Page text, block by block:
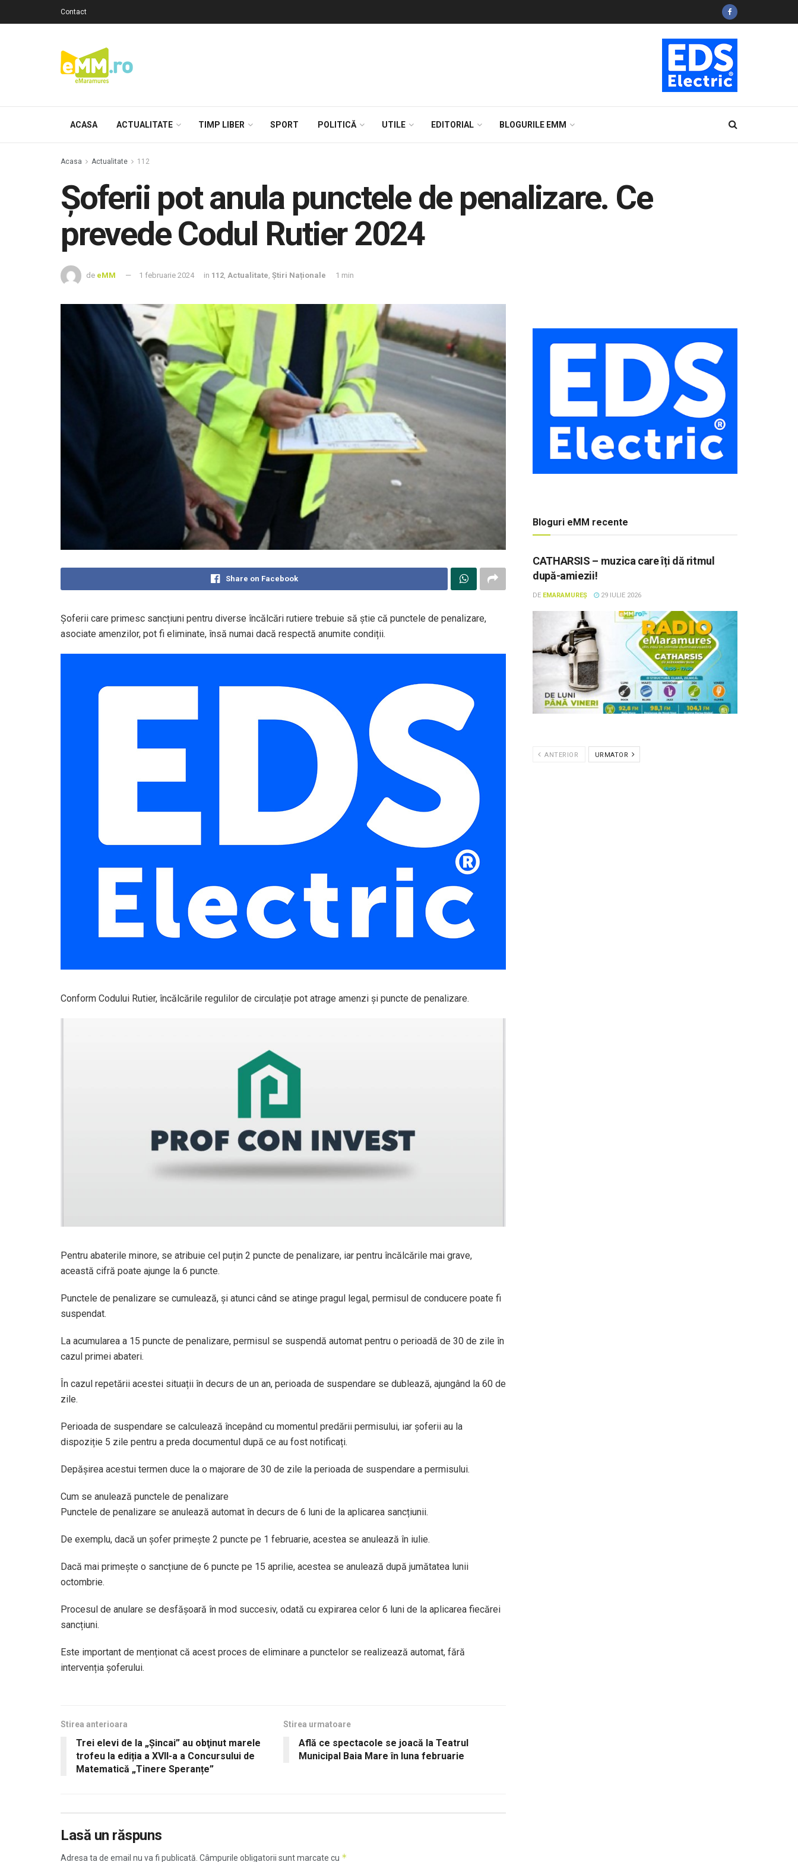
Contact
ACASA ACTUALITATE TIMP LIBER SPORT POLITICĂ UTILE EDITORIAL BLOGURILE EMM
Acasa Actualitate 112
Şoferii pot anula punctele de penalizare. Ce
prevede Codul Rutier 2024
de eMM 1 februarie 2024 in 112, Actualitate, Știri Naționale 1 min
Share on Facebook
Șoferii care primesc sancțiuni pentru diverse încălcări rutiere trebuie să știe că punctele de penalizare,
asociate amenzilor, pot fi eliminate, însă numai dacă respectă anumite condiții.
Conform Codului Rutier, încălcările regulilor de circulație pot atrage amenzi și puncte de penalizare.
Pentru abaterile minore, se atribuie cel puțin 2 puncte de penalizare, iar pentru încălcările mai grave,
această cifră poate ajunge la 6 puncte.
Punctele de penalizare se cumulează, și atunci când se atinge pragul legal, permisul de conducere poate fi
suspendat.
La acumularea a 15 puncte de penalizare, permisul se suspendă automat pentru o perioadă de 30 de zile în
cazul primei abateri.
În cazul repetării acestei situații în decurs de un an, perioada de suspendare se dublează, ajungând la 60 de
zile.
Perioada de suspendare se calculează începând cu momentul predării permisului, iar șoferii au la
dispoziție 5 zile pentru a preda documentul după ce au fost notificați.
Depășirea acestui termen duce la o majorare de 30 de zile la perioada de suspendare a permisului.
Cum se anulează punctele de penalizare
Punctele de penalizare se anulează automat în decurs de 6 luni de la aplicarea sancțiunii.
De exemplu, dacă un șofer primește 2 puncte pe 1 februarie, acestea se anulează în iulie.
Dacă mai primește o sancțiune de 6 puncte pe 15 aprilie, acestea se anulează după jumătatea lunii
octombrie.
Procesul de anulare se desfășoară în mod succesiv, odată cu expirarea celor 6 luni de la aplicarea fiecărei
sancțiuni.
Este important de menționat că acest proces de eliminare a punctelor se realizează automat, fără
intervenția șoferului.
Stirea anterioara
Trei elevi de la „Șincai” au obţinut marele
trofeu la ediția a XVII-a a Concursului de
Matematică „Tinere Speranțe”
Stirea urmatoare
Află ce spectacole se joacă la Teatrul
Municipal Baia Mare în luna februarie
Lasă un răspuns
Adresa ta de email nu va fi publicată. Câmpurile obligatorii sunt marcate cu *
Bloguri eMM recente
CATHARSIS – muzica care îți dă ritmul
după-amiezii!
DE EMARAMUREȘ 29 IULIE 2026
ANTERIOR URMATOR